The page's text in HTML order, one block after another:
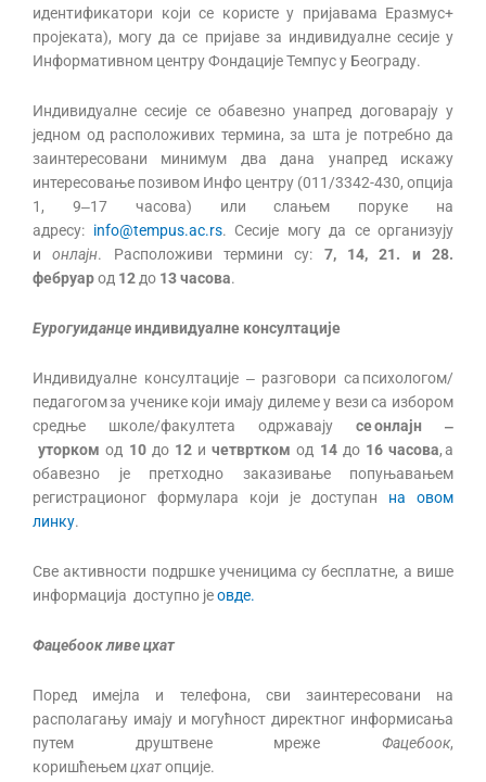
идентификатори који се користе у пријавама Еразмус+
пројеката), могу да се пријаве за индивидуалне сесије у
Информативном центру Фондације Темпус у Београду.
Индивидуалне сесије се обавезно унапред договарају у
једном од расположивих термина, за шта је потребно да
заинтересовани минимум два дана унапред искажу
интересовање позивом Инфо центру (011/3342-430, опција
1, 9‒17 часова) или слањем поруке на
адресу: info@tempus.ac.rs. Сесије могу да се организују
ионлајн. Расположиви термини су: 7, 14, 21. и 28.
фебруарод 12 до 13 часова.
Еурогуиданцеиндивидуалне консултације
Индивидуалне консултације ‒ разговори са психологом/
педагогом за ученике који имају дилеме у вези са избором
средње школе/факултета одржавају се онлајн ‒
уторкомод 10 до12 и четврткомод 14 до16 часова, а
обавезно је претходно заказивање попуњавањем
регистрационог формулара који је доступан на овом
линку.
Све активности подршке ученицима су бесплатне, а више
информација доступно јеовде.
Фацебоок ливе цхат
Поред имејла и телефона, сви заинтересовани на
располагању имају и могућност директног информисања
путем друштвене мреже Фацебоок,
коришћењемцхатопције.